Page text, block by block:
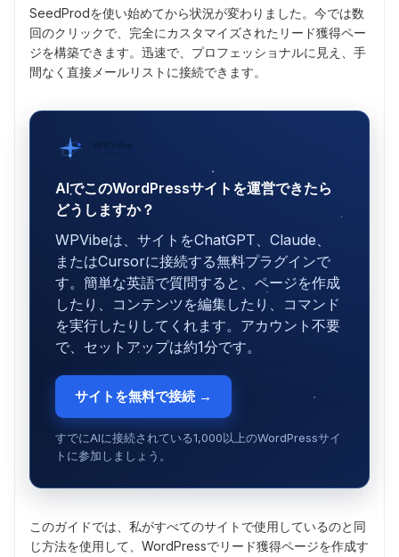
SeedProdを使い始めてから状況が変わりました。今では数
回のクリックで、完全にカスタマイズされたリード獲得ペー
ジを構築できます。迅速で、プロフェッショナルに見え、手
間なく直接メールリストに接続できます。
WPVibe
AIでこのWordPressサイトを運営できたら
どうしますか？
WPVibeは、サイトをChatGPT、Claude、
またはCursorに接続する無料プラグインで
す。簡単な英語で質問すると、ページを作成
したり、コンテンツを編集したり、コマンド
を実行したりしてくれます。アカウント不要
で、セットアップは約1分です。
サイトを無料で接続 →
すでにAIに接続されている1,000以上のWordPressサイ
トに参加しましょう。
このガイドでは、私がすべてのサイトで使用しているのと同
じ方法を使用して、WordPressでリード獲得ページを作成す